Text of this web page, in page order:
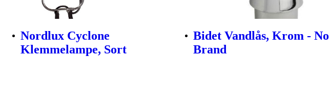
Nordlux Cyclone
Klemmelampe, Sort
Bidet Vandlås, Krom - No
Brand